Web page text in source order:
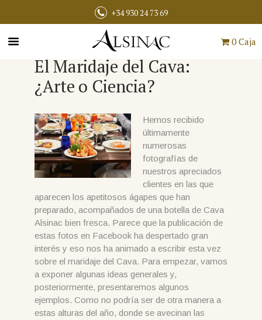
+34 930 24 73 69
0 Caja
El Maridaje del Cava:
¿Arte o Ciencia?
Hemos recibido
últimamente
numerosas
fotografías de
nuestros apreciados
clientes en las que
aparecen los apetitosos ágapes que han
preparado, acompañados de una botella de Cava
Alsinac bien fresca. Parece que la publicación de
estas fotos en Facebook ha despertado gran
interés y eso nos ha animado a escribir esta vez
sobre el maridaje del Cava. Para empezar, vamos
a exponer algunas ideas generales y,
posteriormente, presentaremos algunos
ejemplos. Como no podría ser de otra manera a
estas alturas del año, donde se avecinan las